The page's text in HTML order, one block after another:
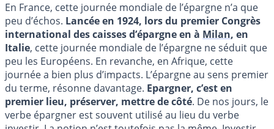
En France, cette journée mondiale de l’épargne n’a que
peu d’échos. Lancée en 1924, lors du premier Congrès
international des caisses d’épargne en à Milan, en
Italie, cette journée mondiale de l’épargne ne séduit que
peu les Européens. En revanche, en Afrique, cette
journée a bien plus d’impacts. L’épargne au sens premier
du terme, résonne davantage. Epargner, c’est en
premier lieu, préserver, mettre de côté. De nos jours, le
verbe épargner est souvent utilisé au lieu du verbe